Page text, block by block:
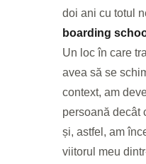
doi ani cu totul
boarding
Un loc în care
avea să se
context, am
persoană decât
și, astfel, am
viitorul meu